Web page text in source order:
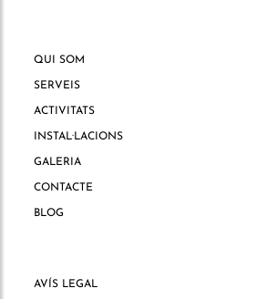
QUI SOM
SERVEIS
ACTIVITATS
INSTAL·LACIONS
GALERIA
CONTACTE
BLOG
AVÍS LEGAL